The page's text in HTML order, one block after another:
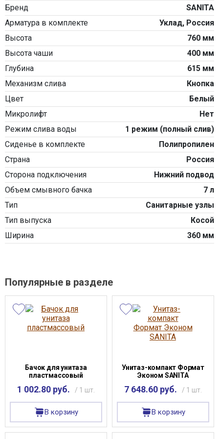
Бренд
SANITA
Арматура в комплекте
Уклад, Россия
Высота
760 мм
Высота чаши
400 мм
Глубина
615 мм
Механизм слива
Кнопка
Цвет
Белый
Микролифт
Нет
Режим слива воды
1 режим (полный слив)
Сиденье в комплекте
Полипропилен
Страна
Россия
Сторона подключения
Нижний подвод
Объем смывного бачка
7 л
Тип
Санитарные узлы
Тип выпуска
Косой
Ширина
360 мм
Популярные в разделе
Бачок для унитаза
пластмассовый
1 002.80 руб. / 1 шт.
В корзину
Унитаз-компакт Формат
Эконом SANITA
7 648.60 руб. / 1 шт.
В корзину